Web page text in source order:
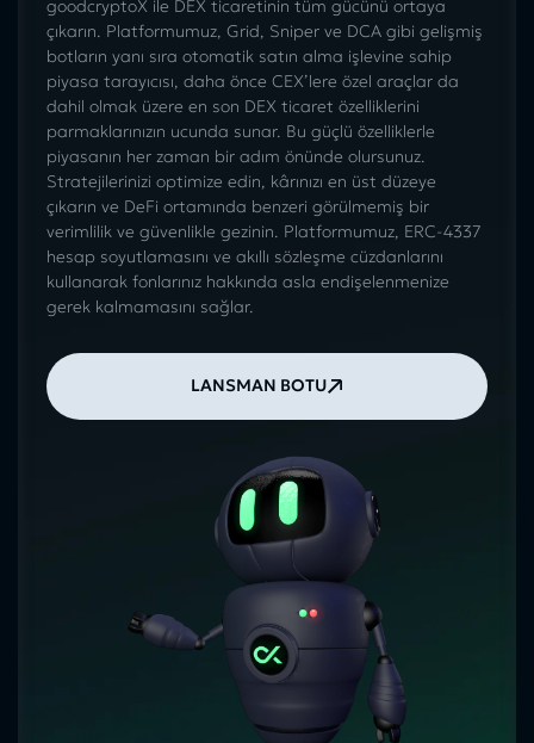
goodcryptoX ile DEX ticaretinin tüm gücünü ortaya
çıkarın. Platformumuz, Grid, Sniper ve DCA gibi gelişmiş
botların yanı sıra otomatik satın alma işlevine sahip
piyasa tarayıcısı, daha önce CEX’lere özel araçlar da
dahil olmak üzere en son DEX ticaret özelliklerini
parmaklarınızın ucunda sunar. Bu güçlü özelliklerle
piyasanın her zaman bir adım önünde olursunuz.
Stratejilerinizi optimize edin, kârınızı en üst düzeye
çıkarın ve DeFi ortamında benzeri görülmemiş bir
verimlilik ve güvenlikle gezinin. Platformumuz, ERC-4337
hesap soyutlamasını ve akıllı sözleşme cüzdanlarını
kullanarak fonlarınız hakkında asla endişelenmenize
gerek kalmamasını sağlar.
LANSMAN BOTU